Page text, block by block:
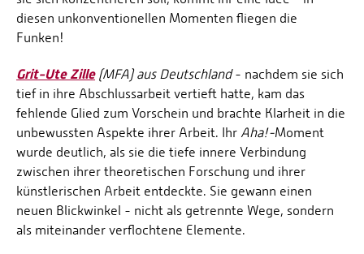
diesen unkonventionellen Momenten fliegen die
Funken!
Grit-Ute Zille(MFA) aus Deutschland- nachdem sie sich
tief in ihre Abschlussarbeit vertieft hatte, kam das
fehlende Glied zum Vorschein und brachte Klarheit in die
unbewussten Aspekte ihrer Arbeit. Ihr Aha!-Moment
wurde deutlich, als sie die tiefe innere Verbindung
zwischen ihrer theoretischen Forschung und ihrer
künstlerischen Arbeit entdeckte. Sie gewann einen
neuen Blickwinkel - nicht als getrennte Wege, sondern
als miteinander verflochtene Elemente.